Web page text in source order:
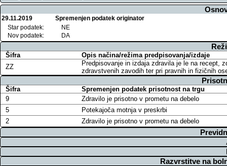
29.11.2019
Spremenjen podatek originator
Star podatek:
NE
Nov podatek:
DA
Šifra
Opis načina/režima predpisovanja/izdaje
ZZ
Predpisovanje in izdaja zdravila je le na recept,
zdravstvenih zavodih ter pri pravnih in fizičnih
Šifra
Spremenjen podatek prisotnost na trgu
9
Zdravilo je prisotno v prometu na debelo
5
Potekajoča motnja v preskrbi
2
Zdravilo je prisotno v prometu na debelo
Razvrstitve na